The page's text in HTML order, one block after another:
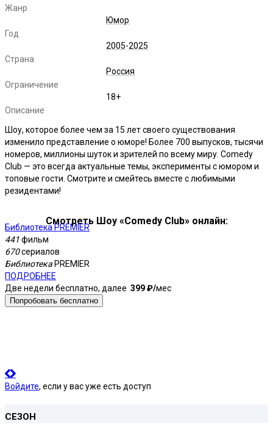
Жанр
Юмор
Год
2005-2025
Страна
Россия
Ограничение
18+
Описание
Шоу, которое более чем за 15 лет своего существования
изменило представление о юморе! Более 700 выпусков, тысячи
номеров, миллионы шуток и зрителей по всему миру. Comedy
Club — это всегда актуальные темы, эксперименты с юмором и
топовые гости. Смотрите и смейтесь вместе с любимыми
резидентами!
Смотреть Шоу «Comedy Club» онлайн:
Библиотека PREMIER
441фильм
670сериалов
Библиотека PREMIER
ПОДРОБНЕЕ
Две недели бесплатно, далее 399 ₽⁠/⁠мес
Попробовать бесплатно
Войдите, если у вас уже есть доступ
СЕЗОН